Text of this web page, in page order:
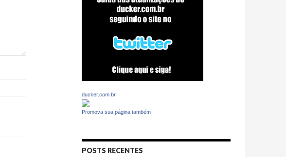
ducker.com.br
Promova sua página também
POSTS RECENTES